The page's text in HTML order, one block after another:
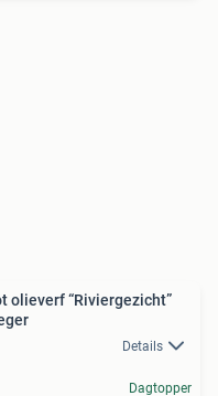
olieverf “Riviergezicht”
Details
Dagtopper